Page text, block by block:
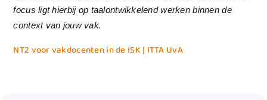
focus ligt hierbij op taalontwikkelend werken binnen de
context van jouw vak.
NT2 voor vakdocenten in de ISK | ITTA UvA